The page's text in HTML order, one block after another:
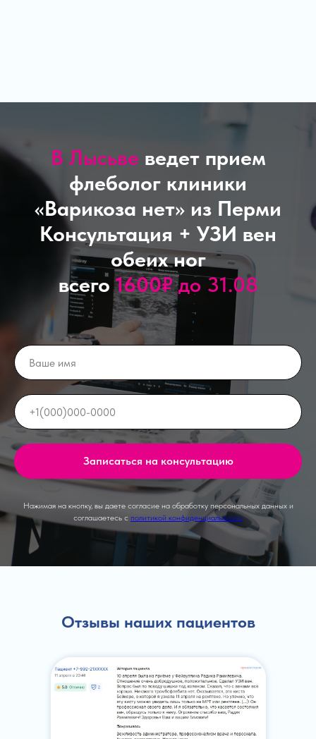
В Лысьве ведет прием
флеболог клиники
«Варикоза нет» из Перми
Консультация + УЗИ вен
обеих ног
всего1600₽ до 31.08
Записаться на консультацию
Нажимая на кнопку, вы даете согласие на обработку персональных данных и
соглашаетесь c политикой конфиденциальности
Отзывы наших пациентов